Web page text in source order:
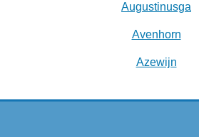
Augustinusga
Avenhorn
Azewijn